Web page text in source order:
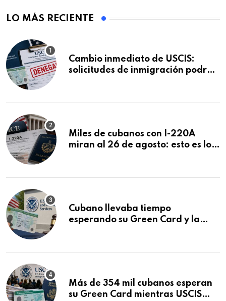
LO MÁS RECIENTE
Cambio inmediato de USCIS:
solicitudes de inmigración podrán
Miles de cubanos con I-220A
miran al 26 de agosto: esto es lo
Cubano llevaba tiempo
esperando su Green Card y la
Más de 354 mil cubanos esperan
su Green Card mientras USCIS